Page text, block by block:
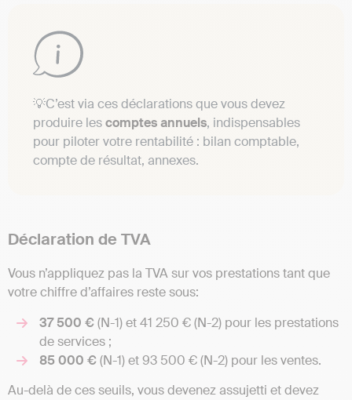
💡C’est via ces déclarations que vous devez
produire lescomptes annuels, indispensables
pour piloter votre rentabilité : bilan comptable,
compte de résultat, annexes.
Déclaration de TVA
Vous n’appliquez pas la TVA sur vos prestations tant que
votre chiffre d’affaires reste sous:
37 500 €(N-1) et 41 250 € (N-2) pour les prestations
de services ;
85 000 €(N-1) et 93 500 € (N-2) pour les ventes.
Au-delà de ces seuils, vous devenez assujetti et devez